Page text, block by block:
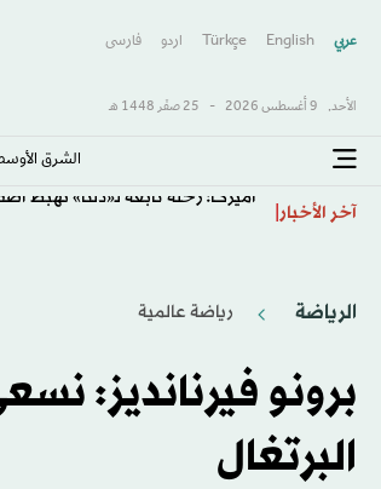
عربي English
Türkçe اردو فارسى
الأحد, 9 أغسطس 2026 - 25 صفَر 1448 هـ
الشرق
آخر الأخبار أميركا: رحلة تابعة لـ«دلتا» تهبط
الرياضة رياضة عالمية
برونو فيرنانديز:
البرتغال